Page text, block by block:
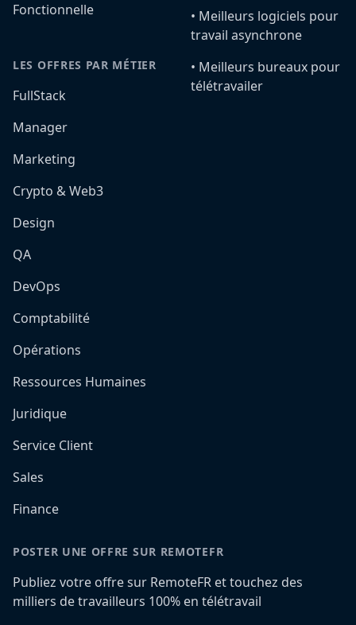
Fonctionnelle
LES OFFRES PAR MÉTIER
FullStack
Manager
Marketing
Crypto & Web3
Design
QA
DevOps
Comptabilité
Opérations
Ressources Humaines
Juridique
Service Client
Sales
Finance
•️ Meilleurs logiciels pour
travail asynchrone
•️ Meilleurs bureaux pour
télétravailer
POSTER UNE OFFRE SUR REMOTEFR
Publiez votre offre sur RemoteFR et touchez des
milliers de travailleurs 100% en télétravail